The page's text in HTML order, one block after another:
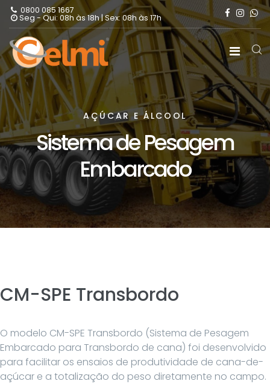
0800 085 1667
Seg - Qui: 08h às 18h | Sex: 08h às 17h
AÇÚCAR E ÁLCOOL
Sistema de Pesagem
Embarcado
CM-SPE Transbordo
O modelo CM-SPE Transbordo (Sistema de Pesagem
Embarcado para Transbordo de cana) foi desenvolvido
para facilitar os ensaios de produtividade de cana-de-
açúcar e a totalização do peso diretamente no campo.